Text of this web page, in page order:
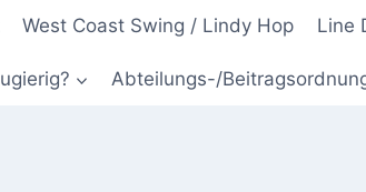
West Coast Swing / Lindy Hop Line
Abteilungs-/